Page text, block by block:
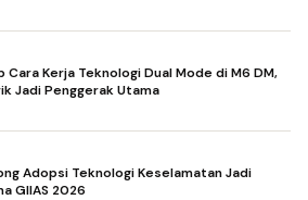
Cara Kerja Teknologi Dual Mode di M6 DM,
Jadi Penggerak Utama
Adopsi Teknologi Keselamatan Jadi
GIIAS 2026